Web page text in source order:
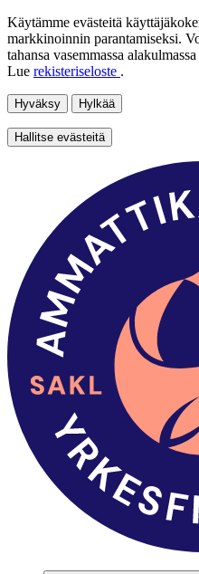
Käytämme evästeitä
markkinoinnin parantamiseksi.
tahansa vasemmassa
Lue rekisteriseloste .
Hyväksy Hylkää
Hallitse evästeitä